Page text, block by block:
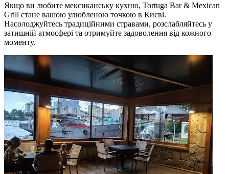
Якщо ви любите мексиканську кухню, Tortuga Bar & Mexican
Grill стане вашою улюбленою точкою в Києві.
Насолоджуйтесь традиційними стравами, розслабляйтесь у
затишній атмосфері та отримуйте задоволення від кожного
моменту.